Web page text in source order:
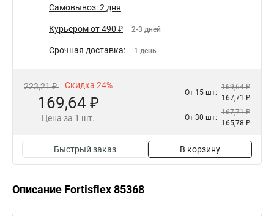
Самовывоз: 2 дня
Курьером от 490 ₽ 2-3 дней
Срочная доставка: 1 день
223,21 ₽ Скидка 24%
169,64 ₽
Цена за 1 шт.
От 15 шт:
169,64 ₽
167,71 ₽
От 30 шт:
167,71 ₽
165,78 ₽
Быстрый заказ В корзину
Описание Fortisflex 85368